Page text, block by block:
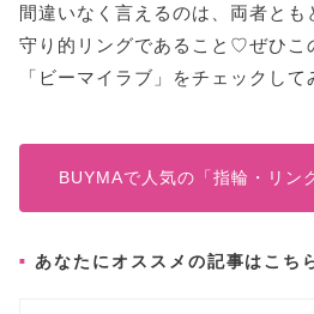
間違いなく言えるのは、両者と
守り的リングであること♡ぜひこ
「ビーマイラブ」をチェックして
BUYMAで人気の「指輪・リン
あなたにオススメの記事はこち